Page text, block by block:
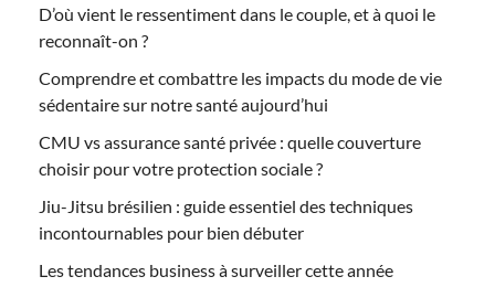
D’où vient le ressentiment dans le couple, et à quoi le
reconnaît-on ?
Comprendre et combattre les impacts du mode de vie
sédentaire sur notre santé aujourd’hui
CMU vs assurance santé privée : quelle couverture
choisir pour votre protection sociale ?
Jiu-Jitsu brésilien : guide essentiel des techniques
incontournables pour bien débuter
Les tendances business à surveiller cette année